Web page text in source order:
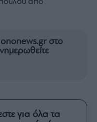
στο
για όλα τα